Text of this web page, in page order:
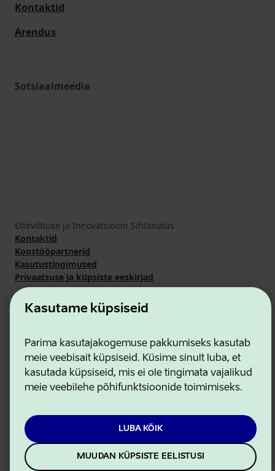
Kasutame küpsiseid
Parima kasutajakogemuse pakkumiseks kasutab
meie veebisait küpsiseid. Küsime sinult luba, et
kasutada küpsiseid, mis ei ole tingimata vajalikud
meie veebilehe põhifunktsioonide toimimiseks.
LUBA KÕIK
MUUDAN KÜPSISTE EELISTUSI
Kontaktid
Arendus
Sotsiaalmeedia
Ettevõtluse ja Innovatsiooni Sihtasutus
Kontaktid
Koostööpartnerid
Kasutustingimused
Privaatsuse ja küpsiste eeskirjad